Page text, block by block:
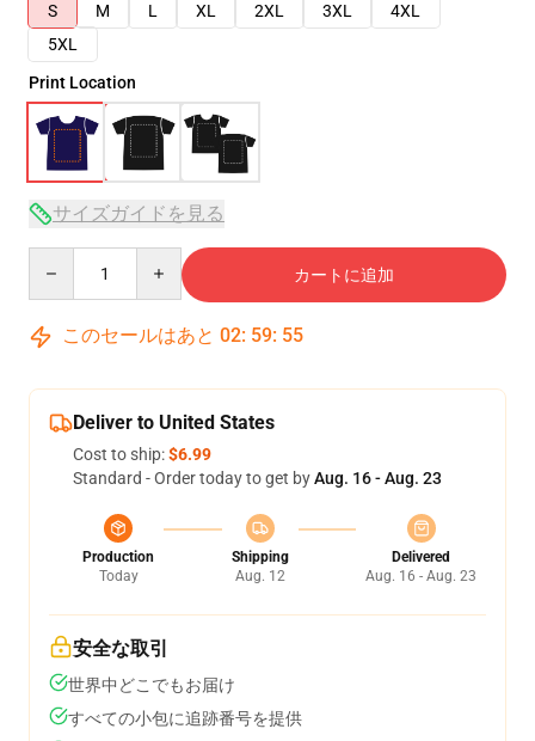
S
M L XL 2XL 3XL
4XL
5XL
Print Location
サイズガイドを見る
カートに追加
このセールはあと 02: 59: 54
Deliver to United States
Cost to ship:$6.99
Standard - Order today to get byAug. 16 - Aug. 23
Production
Today
Shipping
Aug. 12
Delivered
Aug. 16 - Aug. 23
安全な取引
世界中どこでもお届け
すべての小包に追跡番号を提供